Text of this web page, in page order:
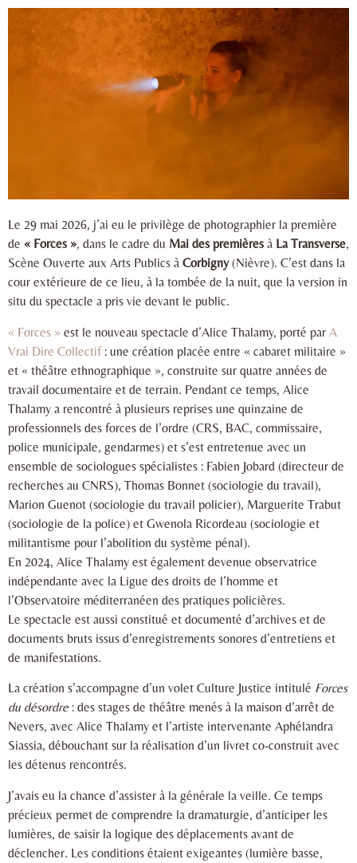
Le 29 mai 2026, j’ai eu le privilège de photographier la première
de « Forces », dans le cadre du Mai des premières à La Transverse,
Scène Ouverte aux Arts Publics à Corbigny(Nièvre). C’est dans la
cour extérieure de ce lieu, à la tombée de la nuit, que la version in
situ du spectacle a pris vie devant le public.
« Forces » est le nouveau spectacle d’Alice Thalamy, porté par A
Vrai Dire Collectif: une création placée entre « cabaret militaire »
et « théâtre ethnographique », construite sur quatre années de
travail documentaire et de terrain. Pendant ce temps, Alice
Thalamy a rencontré à plusieurs reprises une quinzaine de
professionnels des forces de l’ordre (CRS, BAC, commissaire,
police municipale, gendarmes) et s’est entretenue avec un
ensemble de sociologues spécialistes : Fabien Jobard (directeur de
recherches au CNRS), Thomas Bonnet (sociologie du travail),
Marion Guenot (sociologie du travail policier), Marguerite Trabut
(sociologie de la police) et Gwenola Ricordeau (sociologie et
militantisme pour l’abolition du système pénal).
En 2024, Alice Thalamy est également devenue observatrice
indépendante avec la Ligue des droits de l’homme et
l’Observatoire méditerranéen des pratiques policières.
Le spectacle est aussi constitué et documenté d’archives et de
documents bruts issus d’enregistrements sonores d’entretiens et
de manifestations.
La création s’accompagne d’un volet Culture Justice intitulé Forces
du désordre : des stages de théâtre menés à la maison d’arrêt de
Nevers, avec Alice Thalamy et l’artiste intervenante Aphélandra
Siassia, débouchant sur la réalisation d’un livret co-construit avec
les détenus rencontrés.
J’avais eu la chance d’assister à la générale la veille. Ce temps
précieux permet de comprendre la dramaturgie, d’anticiper les
lumières, de saisir la logique des déplacements avant de
déclencher. Les conditions étaient exigeantes (lumière basse,